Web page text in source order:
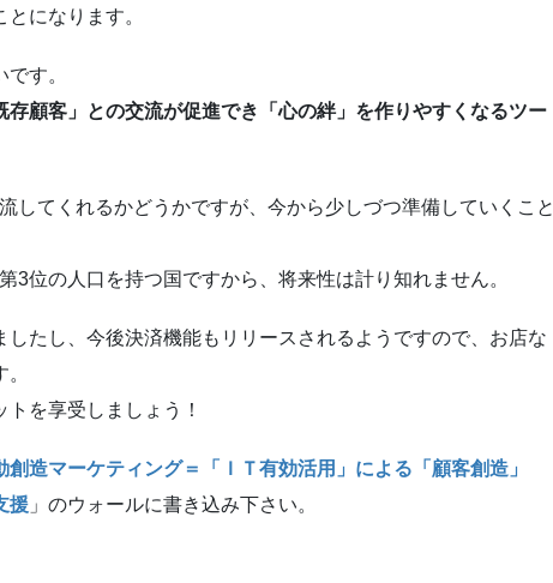
とになります。
す。
存顧客」との交流が促進でき「心の絆」を作りやすくなるツー
してくれるかどうかですが、今から少しづつ準備していくこと
3位の人口を持つ国ですから、将来性は計り知れません。
したし、今後決済機能もリリースされるようですので、お店な
を享受しましょう！
創造マーケティング＝「ＩＴ有効活用」による「顧客創造」
援 」のウォールに書き込み下さい。